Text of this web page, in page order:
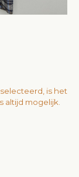
is het
altijd mogelijk.